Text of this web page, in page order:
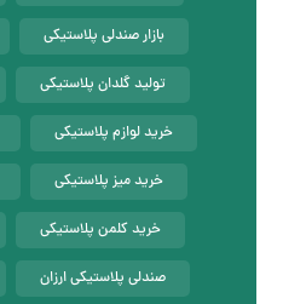
بازار صندلی پلاستیکی
تولید گلدان پلاستیکی
خرید لوازم پلاستیکی
خرید میز پلاستیکی
خرید کلمن پلاستیکی
صندلی پلاستیکی ارزان